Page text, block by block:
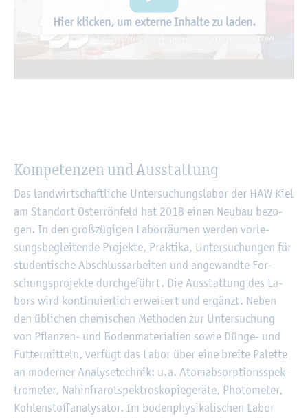
Hier kli­cken, um ex­ter­ne In­hal­te zu laden.
Kom­pe­ten­zen und Aus­stat­tung
Das land­wirt­schaft­li­che Un­ter­su­chungs­la­bor der HAW Kiel
am Stand­ort Os­ter­rön­feld hat 2018 einen Neu­bau be­zo­
gen. In den gro­ß­zü­gi­gen La­bor­räu­men wer­den vor­le­
sungs­be­glei­ten­de Pro­jek­te, Prak­ti­ka, Un­ter­su­chun­gen für
stu­den­ti­sche Ab­schluss­ar­bei­ten und an­ge­wand­te For­
schungs­pro­jek­te durch­ge­führt. Die Aus­stat­tung des La­
bors wird kon­ti­nu­ier­lich er­wei­tert und er­gänzt. Neben
den üb­li­chen che­mi­schen Me­tho­den zur Un­ter­su­chung
von Pflan­zen- und Bo­den­ma­te­ria­li­en sowie Dünge- und
Fut­ter­mit­teln, ver­fügt das Labor über eine brei­te Pa­let­te
an mo­der­ner Ana­ly­se­tech­nik: u.a. Ato­m­ab­sorp­ti­ons­spek­
tro­me­ter, Na­hin­fra­rot­spek­tro­sko­pie­ge­rä­te, Pho­to­me­ter,
Koh­len­stoff­ana­ly­sa­tor. Im bo­den­phy­si­ka­li­schen Labor